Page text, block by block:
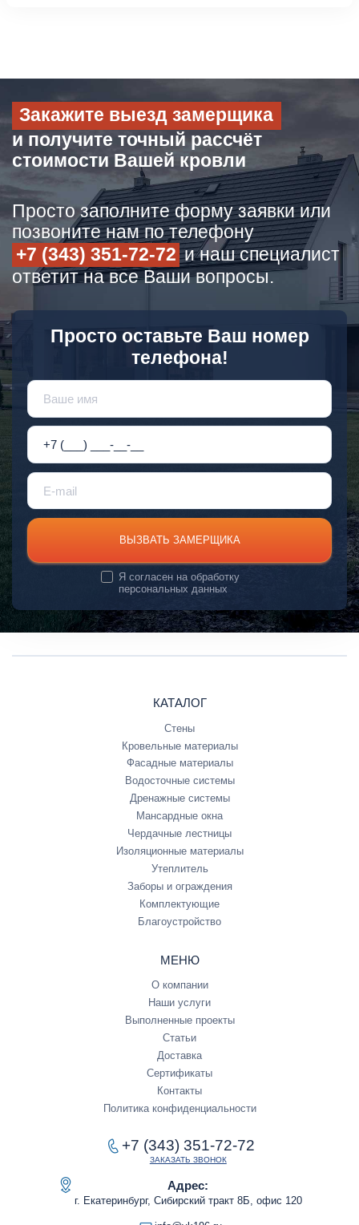
Закажите выезд замерщика
и получите точный рассчёт
стоимости Вашей кровли
Просто заполните форму заявки или
позвоните нам по телефону
+7 (343) 351-72-72 и наш специалист
ответит на все Ваши вопросы.
Просто оставьте Ваш номер
телефона!
ВЫЗВАТЬ ЗАМЕРЩИКА
Я согласен наобработку
персональных данных
КАТАЛОГ
Стены
Кровельные материалы
Фасадные материалы
Водосточные системы
Дренажные системы
Мансардные окна
Чердачные лестницы
Изоляционные материалы
Утеплитель
Заборы и ограждения
Комплектующие
Благоустройство
МЕНЮ
О компании
Наши услуги
Выполненные проекты
Статьи
Доставка
Сертификаты
Контакты
Политика конфиденциальности
+7 (343) 351-72-72
ЗАКАЗАТЬ ЗВОНОК
Адрес:
г. Екатеринбург, Сибирский тракт 8Б, офис 120